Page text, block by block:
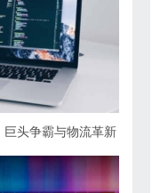
巨头争霸与物流革新